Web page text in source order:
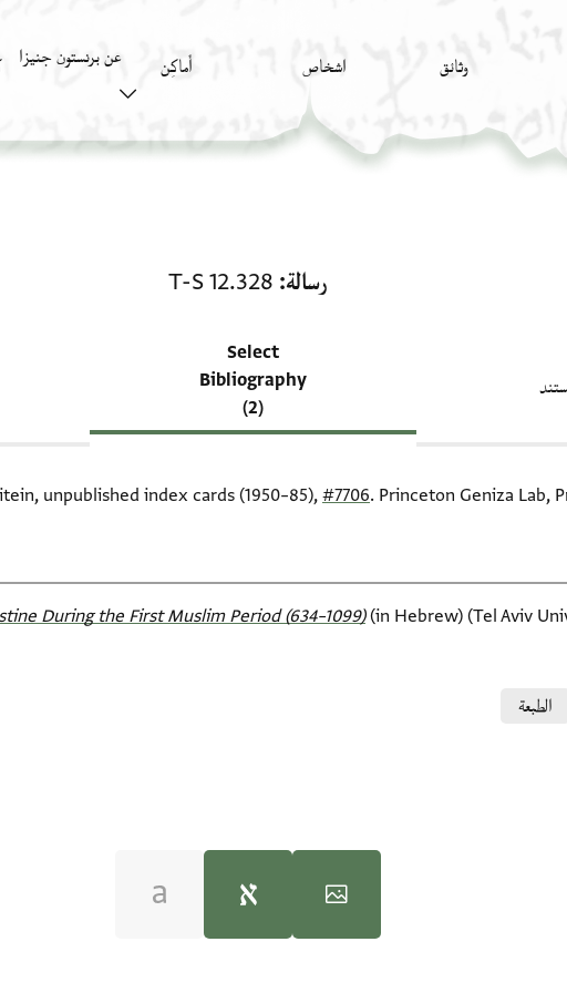
وثائق اشخاص أَماكِن عن برنستون جنيزا
رسالة T-S 12.328
Select
Bibliography
(2)
unpublished index cards (1950–85), #7706. Princeton Geniza Lab,
During the First Muslim Period (634–1099)‎(in Hebrew) (Tel Aviv
الطبعة